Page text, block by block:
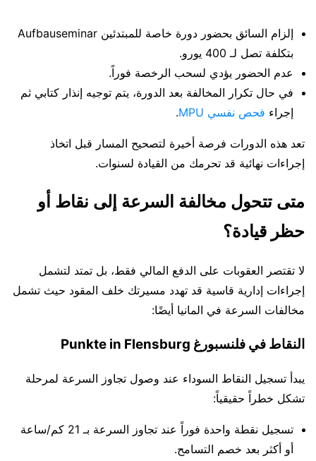
إلزام السائق بحضور دورة خاصة للمبتدئين Aufbauseminar
بتكلفة تصل لـ 400 يورو.
عدم الحضور يؤدي لسحب الرخصة فوراً.
في حال تكرار المخالفة بعد الدورة، يتم توجيه إنذار كتابي ثم
إجراء فحص نفسي MPU .
تعد هذه الدورات فرصة أخيرة لتصحيح المسار قبل اتخاذ
إجراءات نهائية قد تحرمك من القيادة لسنوات.
متى تتحول مخالفة السرعة إلى نقاط أو
حظر قيادة؟
لا تقتصر العقوبات على الدفع المالي فقط، بل تمتد لتشمل
إجراءات إدارية قاسية قد تهدد مسيرتك خلف المقود حيث تشمل
مخالفات السرعة في المانيا أيضًا:
النقاط في فلنسبورغ Punkte in Flensburg
يبدأ تسجيل النقاط السوداء عند وصول تجاوز السرعة لمرحلة
تشكل خطراً حقيقياً:
تسجيل نقطة واحدة فوراً عند تجاوز السرعة بـ 21 كم/ساعة
أو أكثر بعد خصم التسامح.